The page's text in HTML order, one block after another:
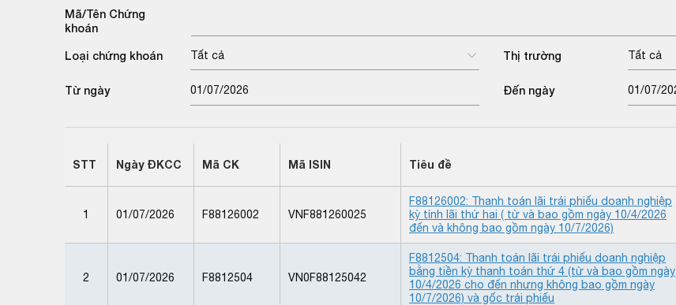
Mã/Tên Chứng
khoán
Loại chứng khoán Tất cả Thị trường Tất cả
Từ ngày Đến ngày
STT Ngày ĐKCC Mã CK Mã ISIN Tiêu đề
1 01/07/2026 F88126002 VNF881260025
F88126002: Thanh toán lãi trái phiếu doanh nghiệp
kỳ tính lãi thứ hai ( từ và bao gồm ngày 10/4/2026
đến và không bao gồm ngày 10/7/2026)
2 01/07/2026 F8812504 VN0F88125042
F8812504: Thanh toán lãi trái phiếu doanh nghiệp
bằng tiền kỳ thanh toán thứ 4 (từ và bao gồm ngày
10/4/2026 cho đến nhưng không bao gồm ngày
10/7/2026) và gốc trái phiếu